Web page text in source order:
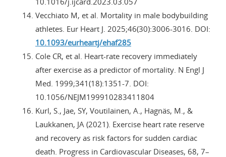
Vecchiato M, et al. Mortality in male bodybuilding
athletes. Eur Heart J. 2025;46(30):3006-3016. DOI:
10.1093/eurheartj/ehaf285
Cole CR, et al. Heart-rate recovery immediately
after exercise as a predictor of mortality. N Engl J
Med. 1999;341(18):1351-7. DOI:
10.1056/NEJM199910283411804
Kurl, S., Jae, SY, Voutilainen, A., Hagnäs, M., &
Laukkanen, JA (2021). Exercise heart rate reserve
and recovery as risk factors for sudden cardiac
death. Progress in Cardiovascular Diseases, 68, 7–